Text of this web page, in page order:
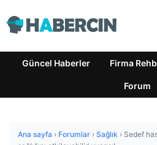
Güncel Haberler Firma
Forum
Ana sayfa › Forumlar › Sağlık › Sedef